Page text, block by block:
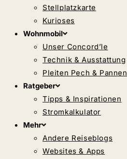
Stellplatzkarte
Kurioses
Wohnmobil
Unser Concord’le
Technik & Ausstattung
Pleiten Pech & Pannen
Ratgeber
Tipps & Inspirationen
Stromkalkulator
Mehr
Andere Reiseblogs
Websites & Apps